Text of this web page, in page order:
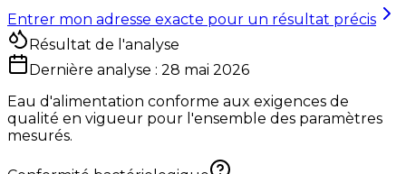
Entrer mon adresse exacte pour un résultat précis
Résultat de l'analyse
Dernière analyse : 28 mai 2026
Eau d'alimentation conforme aux exigences de
qualité en vigueur pour l'ensemble des paramètres
mesurés.